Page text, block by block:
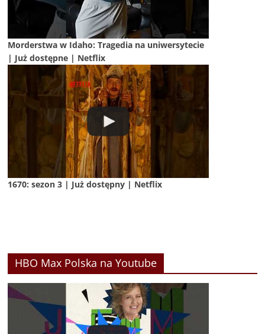
Morderstwa w Idaho: Tragedia na uniwersytecie
| Już dostępne | Netflix
1670: sezon 3 | Już dostępny | Netflix
HBO Max Polska na Youtube